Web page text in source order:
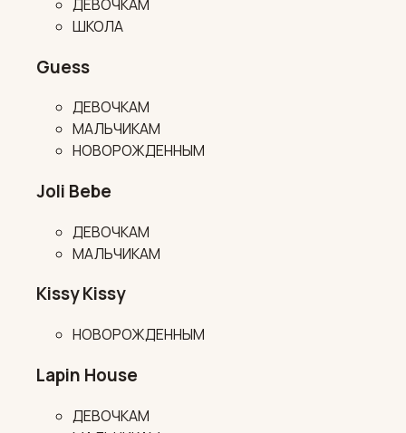
ДЕВОЧКАМ
ШКОЛА
Guess
ДЕВОЧКАМ
МАЛЬЧИКАМ
НОВОРОЖДЕННЫМ
Joli Bebe
ДЕВОЧКАМ
МАЛЬЧИКАМ
Kissy Kissy
НОВОРОЖДЕННЫМ
Lapin House
ДЕВОЧКАМ